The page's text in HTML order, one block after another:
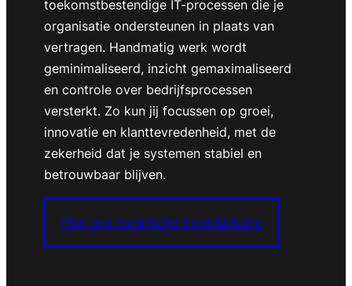
toekomstbestendige IT-processen die je
organisatie ondersteunen in plaats van
vertragen. Handmatig werk wordt
geminimaliseerd, inzicht gemaximaliseerd
en controle over bedrijfsprocessen
versterkt. Zo kun jij focussen op groei,
innovatie en klanttevredenheid, met de
zekerheid dat je systemen stabiel en
betrouwbaar blijven.
Plan een technische inventarisatie